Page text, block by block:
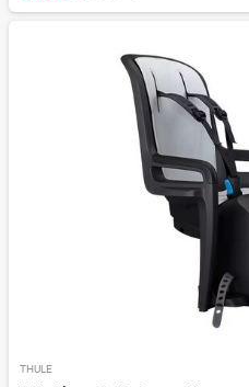
THULE